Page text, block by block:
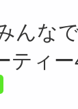
んな
ティ